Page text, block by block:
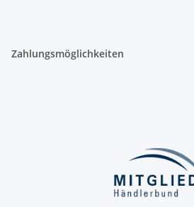
Zahlungsmöglichkeiten